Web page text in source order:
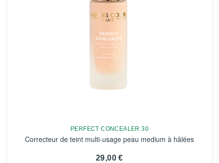
PERFECT CONCEALER 30
Correcteur de teint multi-usage peau medium à hâlées
29,00 €